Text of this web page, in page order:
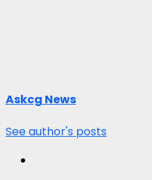
Askcg News
See author's posts